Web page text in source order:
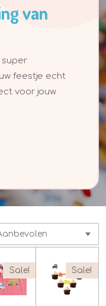
van
super
feestje echt
voor jouw
Sale! Sale!